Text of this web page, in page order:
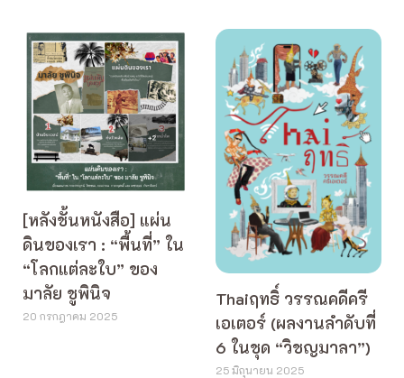
[หลังชั้นหนังสือ] แผ่น
ดินของเรา : “พื้นที่” ใน
“โลกแต่ละใบ” ของ
มาลัย ชูพินิจ
20 กรกฎาคม 2025
Thaiฤทธิ์ วรรณคดีครี
เอเตอร์ (ผลงานลำดับที่
6 ในชุด “วิชญมาลา”)
25 มิถุนายน 2025